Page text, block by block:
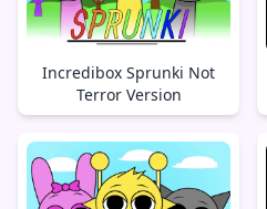
Incredibox Sprunki Not
Terror Version